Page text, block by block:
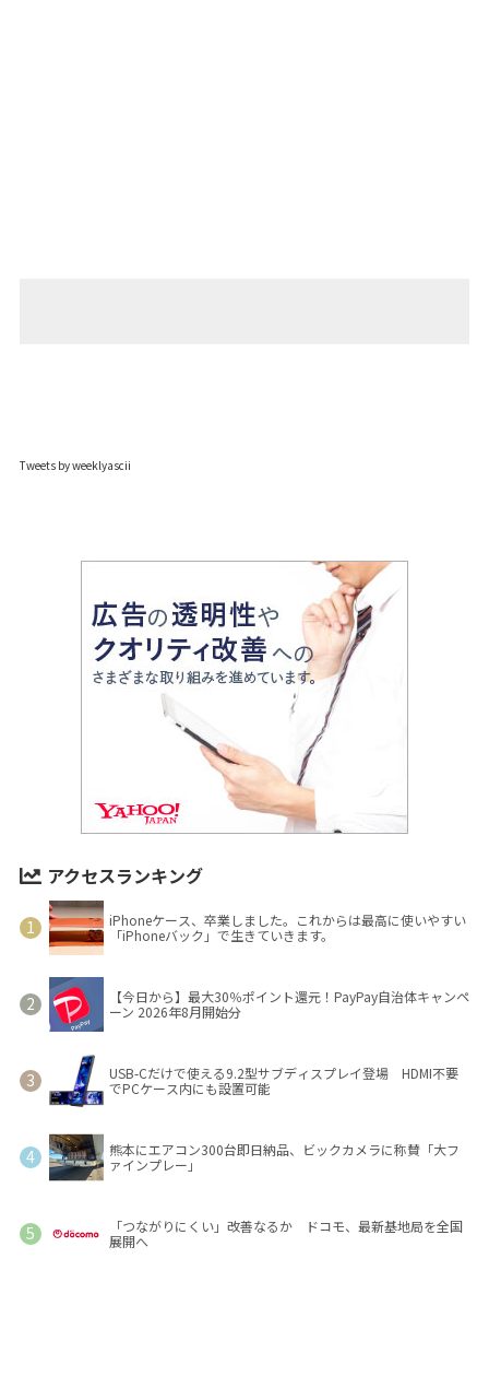
Tweets by weeklyascii
アクセスランキング
iPhoneケース、卒業しました。これからは最高に使いやすい
「iPhoneバック」で生きていきます。
【今日から】最大30％ポイント還元！PayPay自治体キャンペ
ーン 2026年8月開始分
USB-Cだけで使える9.2型サブディスプレイ登場 HDMI不要
でPCケース内にも設置可能
熊本にエアコン300台即日納品、ビックカメラに称賛「大フ
ァインプレー」
「つながりにくい」改善なるか ドコモ、最新基地局を全国
展開へ